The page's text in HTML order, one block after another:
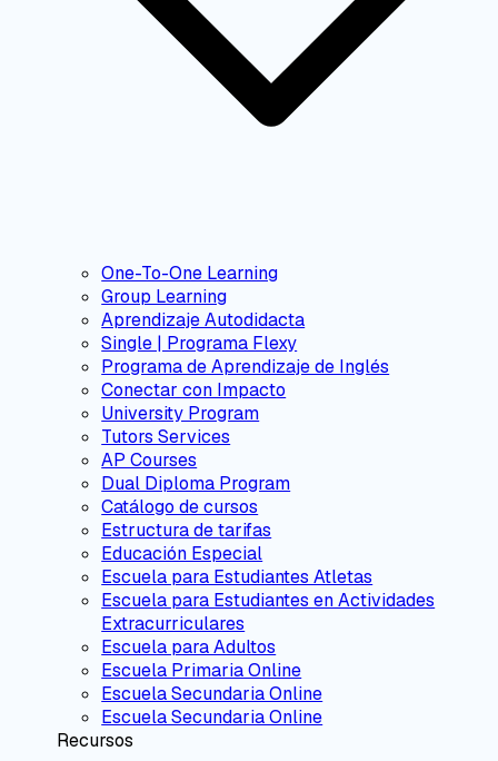
One-To-One Learning
Group Learning
Aprendizaje Autodidacta
Single | Programa Flexy
Programa de Aprendizaje de Inglés
Conectar con Impacto
University Program
Tutors Services
AP Courses
Dual Diploma Program
Catálogo de cursos
Estructura de tarifas
Educación Especial
Escuela para Estudiantes Atletas
Escuela para Estudiantes en Actividades
Extracurriculares
Escuela para Adultos
Escuela Primaria Online
Escuela Secundaria Online
Escuela Secundaria Online
Recursos